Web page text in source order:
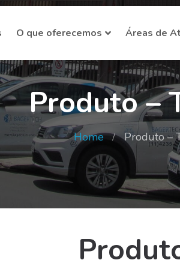
O que oferecemos Áreas de
Produto –
Home Produto –